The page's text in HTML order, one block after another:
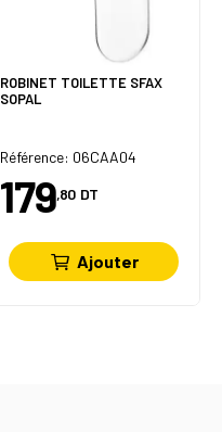
ROBINET TOILETTE SFAX
SOPAL
Référence: 06CAA04
179,80 DT
Ajouter